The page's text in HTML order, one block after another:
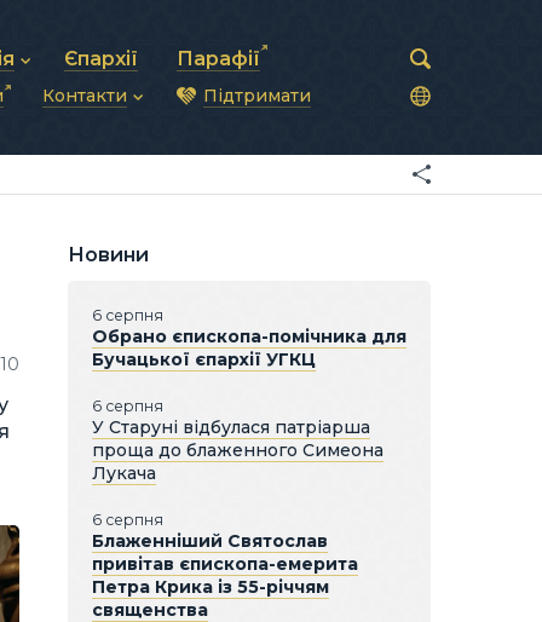
рада
та комунікації
Єпархії Парафії
Контакти
Синоди Єпископів
Патріарша курія
Підтримати
Новини
6 серпня
Обрано єпископа-помічника для
Бучацької єпархії УГКЦ
6 серпня
У Старуні відбулася патріарша
проща до блаженного Симеона
Лукача
6 серпня
Блаженніший Святослав
привітав єпископа-емерита
Петра Крика із 55-річчям
священства